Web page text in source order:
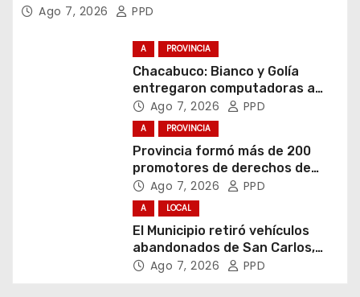
Ago 7, 2026 PPD
A PROVINCIA
Chacabuco: Bianco y Golía
entregaron computadoras a
estudiantes
Ago 7, 2026 PPD
A PROVINCIA
Provincia formó más de 200
promotores de derechos de
niñas, niños y adolescentes
Ago 7, 2026 PPD
A LOCAL
El Municipio retiró vehículos
abandonados de San Carlos,
Olmos y el casco urbano
Ago 7, 2026 PPD